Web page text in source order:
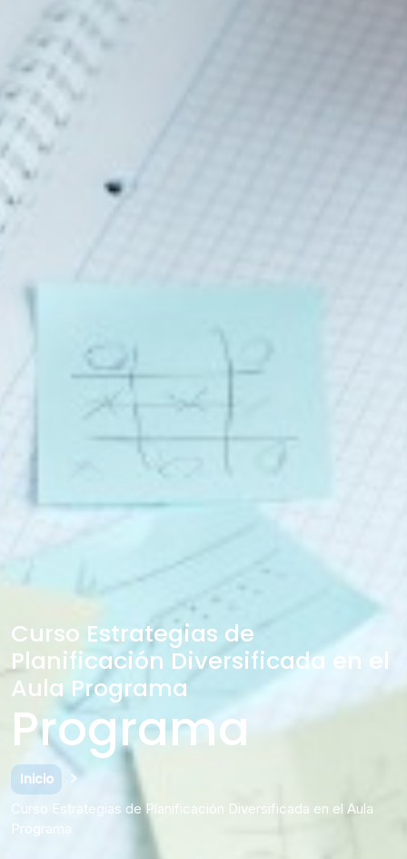
Curso Estrategias de
Planificación Diversificada en el
Aula Programa
Programa
Inicio
Curso Estrategias de Planificación Diversificada en el Aula
Programa